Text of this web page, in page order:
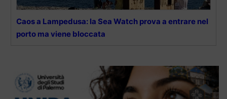
Caos a Lampedusa: la Sea Watch prova a entrare nel
porto ma viene bloccata